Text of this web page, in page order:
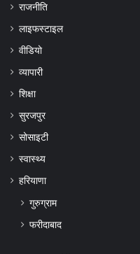
राजनीति
लाइफस्टाइल
वीडियो
व्यापारी
शिक्षा
सुरजपुर
सोसाइटी
स्वास्थ्य
हरियाणा
गुरुग्राम
फरीदाबाद